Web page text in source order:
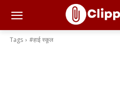
Tags #हाई स्कूल